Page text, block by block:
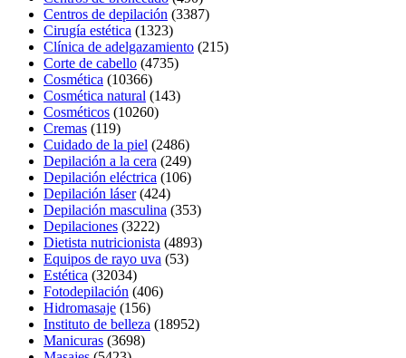
Centros de depilación (3387)
Cirugía estética (1323)
Clínica de adelgazamiento (215)
Corte de cabello (4735)
Cosmética (10366)
Cosmética natural (143)
Cosméticos (10260)
Cremas (119)
Cuidado de la piel (2486)
Depilación a la cera (249)
Depilación eléctrica (106)
Depilación láser(424)
Depilación masculina (353)
Depilaciones (3222)
Dietista nutricionista (4893)
Equipos de rayo uva (53)
Estética (32034)
Fotodepilación (406)
Hidromasaje (156)
Instituto de belleza (18952)
Manicuras (3698)